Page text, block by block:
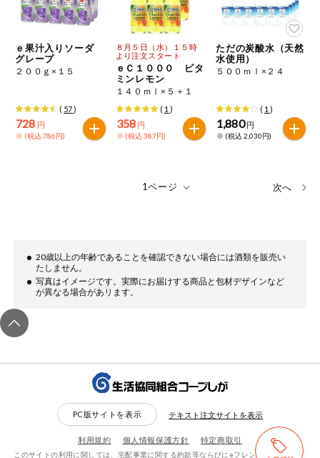
ｅ果汁入りソーダ
グレープ
２００ｇ×１５
( 57)
728 円
※ (税込 786円)
８月５日（水）１５時
より注文スタート
ｅＣ１０００ ビタ
ミンレモン
１４０ｍｌ×５＋１
( 1 )
358 円
※ (税込 387円)
ただの炭酸水（天然
水使用）
５００ｍｌ×２４
( 1 )
1,880 円
※ (税込 2,030円)
次へ
20歳以上の年齢であることを確認できない場合には酒類を販売い
たしません。
写真はイメージです。実際にお届けする商品と包材デザインなど
が異なる場合があリます。
PC版サイトを表示 テキスト注文サイトを表示
利用規約 個人情報保護方針 特定商取引
このサイトの利用に関しては、宅配事業に関する約款等ならびにeフレンズ利用規約に